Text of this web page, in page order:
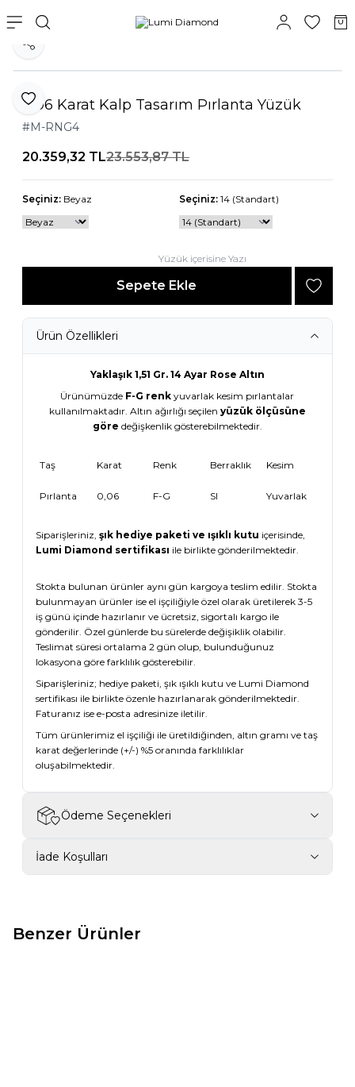
Favoriye Ekle
Paylaş
0,06 Karat Kalp Tasarım Pırlanta Yüzük
#M-RNG4
20.359,32 TL23.553,87TL
Seçiniz: Beyaz Seçiniz: 14 (Standart)
Yüzük içerisine Yazı
Sepete Ekle
Ürün Özellikleri
Yaklaşık 1,51 Gr. 14 Ayar Rose Altın
Ürünümüzde F-G renk yuvarlak kesim pırlantalar
kullanılmaktadır. Altın ağırlığı seçilen yüzük ölçüsüne
göre değişkenlik gösterebilmektedir.
Taş Karat Renk Berraklık Kesim
Pırlanta 0,06 F-G SI Yuvarlak
Siparişleriniz, şık hediye paketi ve ışıklı kutu içerisinde,
Lumi Diamond sertifikası ile birlikte gönderilmektedir.
Stokta bulunan ürünler aynı gün kargoya teslim edilir. Stokta
bulunmayan ürünler ise el işçiliğiyle özel olarak üretilerek 3-5
iş günü içinde hazırlanır ve ücretsiz, sigortalı kargo ile
gönderilir. Özel günlerde bu sürelerde değişiklik olabilir.
Teslimat süresi ortalama 2 gün olup, bulunduğunuz
lokasyona göre farklılık gösterebilir.
Siparişleriniz; hediye paketi, şık ışıklı kutu ve Lumi Diamond
sertifikası ile birlikte özenle hazırlanarak gönderilmektedir.
Faturanız ise e-posta adresinize iletilir.
Tüm ürünlerimiz el işçiliği ile üretildiğinden, altın gramı ve taş
karat değerlerinde (+/-) %5 oranında farklılıklar
oluşabilmektedir.
Ödeme Seçenekleri
İade Koşulları
Benzer Ürünler
New ✨